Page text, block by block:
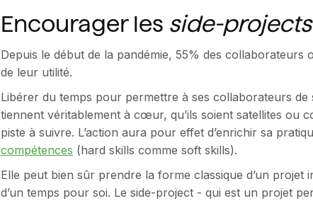
Encourager les side-projects
Depuis le début de la pandémie, 55% des
de leur utilité.
Libérer du temps pour permettre à ses collaborateurs de
tiennent véritablement à cœur, qu’ils soient satellites ou
piste à suivre. L’action aura pour effet d’enrichir sa
compétences (hard skills comme soft skills).
Elle peut bien sûr prendre la forme classique d’un projet
d’un temps pour soi. Le side-project - qui est un projet